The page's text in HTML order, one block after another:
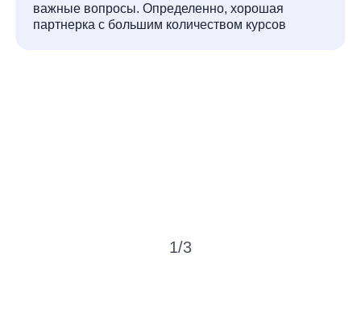
важные вопросы. Определенно, хорошая
партнерка с большим количеством курсов
1/3